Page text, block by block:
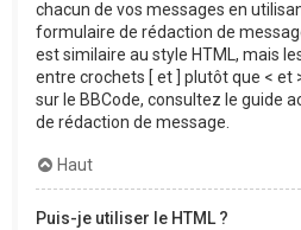
chacun de vos messages en
formulaire de rédaction de
est similaire au style HTML, mais
entre crochets [ et ] plutôt que < et
sur le BBCode, consultez le guide
de rédaction de message.
Haut
Puis-je utiliser le HTML ?